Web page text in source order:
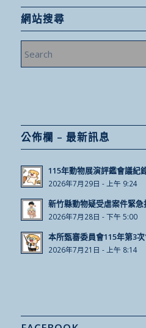
網站搜尋
公佈欄 – 最新訊息
115年動物展演評鑑會議紀
2026年7月29日 - 上午 9:24
新竹縣動物疑受虐案件緊
2026年7月28日 - 下午 5:00
本所甄審委員會115年第3
2026年7月21日 - 上午 8:14